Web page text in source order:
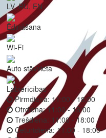
LV, RU, EN
Ēdināšana
Wi-Fi
Auto stāvvieta
Labierīcības
Pirmdiena: 11:00 - 18:00
Otrdiena:11:00 - 18:00
Trešdiena: 11:00 - 18:00
Ceturtdiena: 11:00 - 18:00